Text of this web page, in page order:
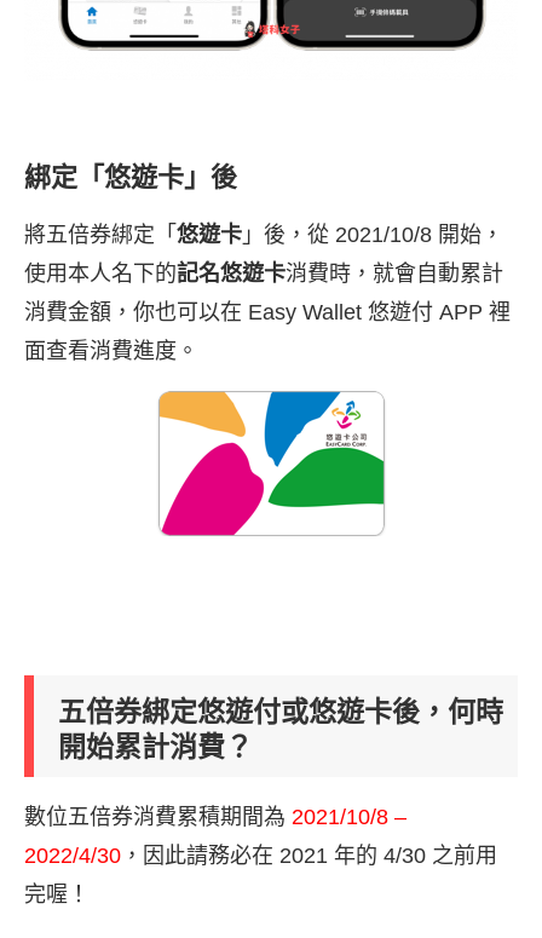
綁定「悠遊卡」後
將五倍券綁定「 悠遊卡 」後，從 2021/10/8 開始，
使用本人名下的記名悠遊卡消費時，就會自動累計
消費金額，你也可以在 Easy Wallet 悠遊付 APP 裡
面查看消費進度。
五倍券綁定悠遊付或悠遊卡後，何時
開始累計消費？
數位五倍券消費累積期間為 2021/10/8 –
2022/4/30 ，因此請務必在 2021 年的 4/30 之前用
完喔！